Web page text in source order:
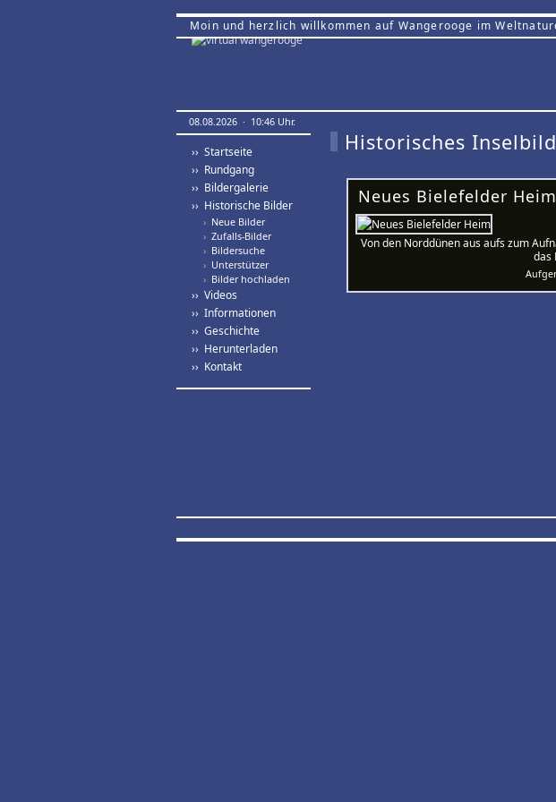
Moin und herzlich willkommen auf Wangerooge im
08.08.2026 · 10:46 Uhr.
›› Startseite
›› Rundgang
›› Bildergalerie
›› Historische Bilder
› Neue Bilder
› Zufalls-Bilder
› Bildersuche
› Unterstützer
› Bilder hochladen
›› Videos
›› Informationen
›› Geschichte
›› Herunterladen
›› Kontakt
Historisches
Neues Bielefelder
Von den Norddünen aus aufs zum
das